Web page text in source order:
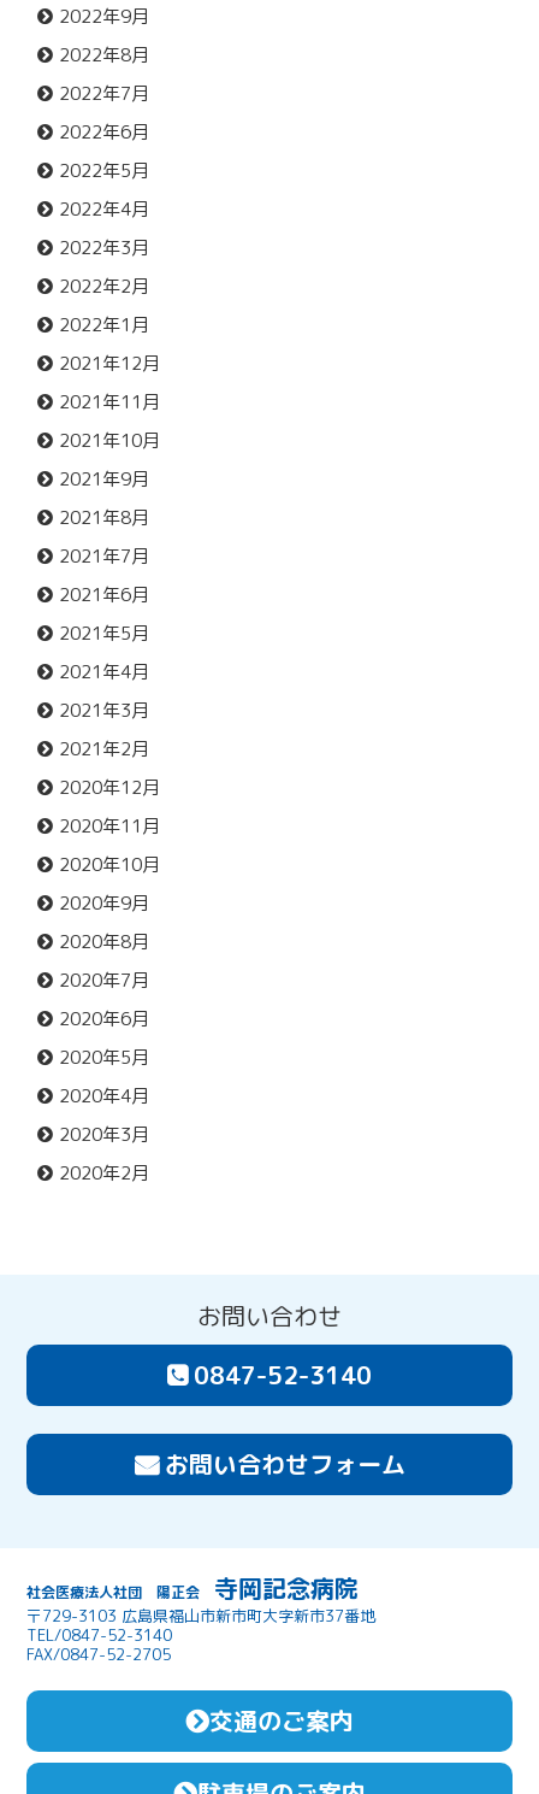
2022年9月
2022年8月
2022年7月
2022年6月
2022年5月
2022年4月
2022年3月
2022年2月
2022年1月
2021年12月
2021年11月
2021年10月
2021年9月
2021年8月
2021年7月
2021年6月
2021年5月
2021年4月
2021年3月
2021年2月
2020年12月
2020年11月
2020年10月
2020年9月
2020年8月
2020年7月
2020年6月
2020年5月
2020年4月
2020年3月
2020年2月
お問い合わせ
0847-52-3140
お問い合わせフォーム
社会医療法人社団 陽正会 寺岡記念病院
〒729-3103 広島県福山市新市町大字新市37番地
TEL/0847-52-3140
FAX/0847-52-2705
交通のご案内